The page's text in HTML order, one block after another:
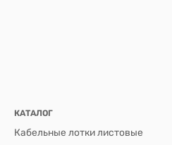
КАТАЛОГ
Кабельные лотки листовые